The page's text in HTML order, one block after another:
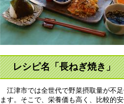
レシピ名「長ねぎ焼き」
江津市では全世代で野菜摂取量が不
ます。そこで、栄養価も高く、比較的